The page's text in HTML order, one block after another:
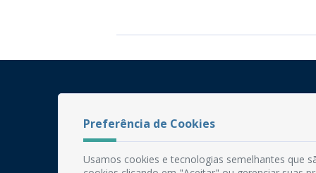
Preferência de Cookies
Usamos cookies e tecnologias semelhantes que